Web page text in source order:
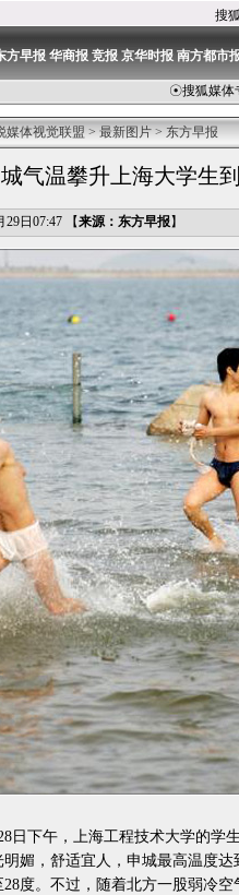
搜
方早报 华商报 竞报 京华时报 南方都市
☉搜狐媒体
媒体视觉联盟>最新图片>东方早报
气温攀升上海大学生
29日07:47 【来源：东方早报】
下午，上海工程技术大学的学
媚，舒适宜人，申城最高温度
28度。不过，随着北方一股弱冷